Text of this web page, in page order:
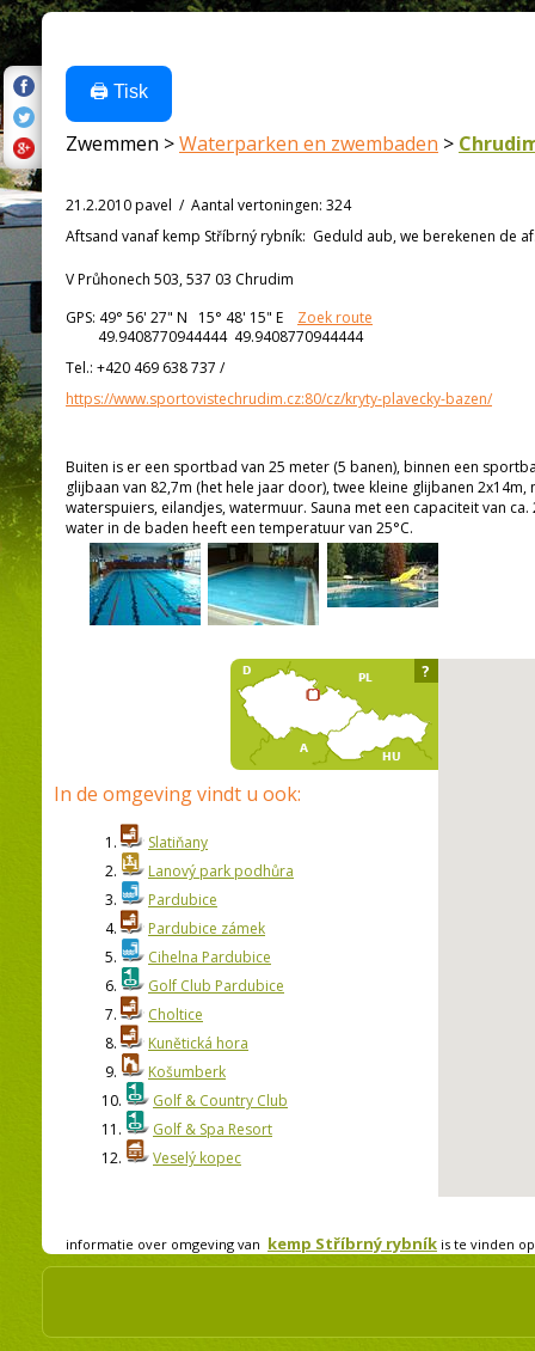
🖨️ Tisk
Zwemmen >Waterparken en zwembaden >
21.2.2010 pavel / Aantal vertoningen: 324
Aftsand vanafkemp Stříbrný rybník: Geduld aub, we berekenen de
V Průhonech 503, 537 03 Chrudim
GPS: 49° 56' 27" N 15° 48' 15" E
Zoek route
49.9408770944444 49.9408770944444
Tel.: +420 469 638 737 /
https://www.sportovistechrudim.cz:80/cz/kryty-plavecky-bazen/
Buiten is er een sportbad van 25 meter (5 banen), binnen een
glijbaan van 82,7m (het hele jaar door), twee kleine glijbanen
waterspuiers, eilandjes, watermuur. Sauna met een capaciteit van
water in de baden heeft een temperatuur van 25°C.
In de omgeving vindt u ook:
1.
Slatiňany
2.
Lanový park podhůra
3.
Pardubice
4.
Pardubice zámek
5.
Cihelna Pardubice
6.
Golf Club Pardubice
7.
Choltice
8.
Kunětická hora
9.
Košumberk
10.
Golf & Country Club
11.
Golf & Spa Resort
12.
Veselý kopec
?
informatie over omgeving van kemp Stříbrný rybník is te vinden op